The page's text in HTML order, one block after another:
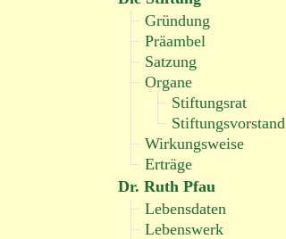
Gründung
Präambel
Satzung
Organe
Stiftungsrat
Stiftungsvorstand
Wirkungsweise
Erträge
Dr. Ruth Pfau
Lebensdaten
Lebenswerk